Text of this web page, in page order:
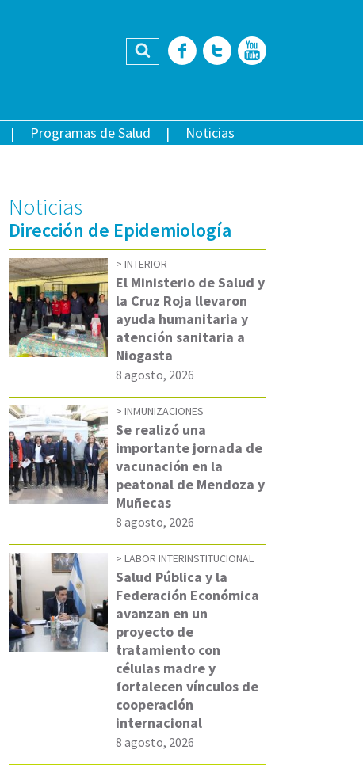
Buscar Facebook
Twitter
Programas de Salud Noticias
Noticias
Dirección de Epidemiología
INTERIOR
El Ministerio de Salud y
la Cruz Roja llevaron
ayuda humanitaria y
atención sanitaria a
Niogasta
8 agosto, 2026
INMUNIZACIONES
Se realizó una
importante jornada de
vacunación en la
peatonal de Mendoza y
Muñecas
8 agosto, 2026
LABOR INTERINSTITUCIONAL
Salud Pública y la
Federación Económica
avanzan en un
proyecto de
tratamiento con
células madre y
fortalecen vínculos de
cooperación
internacional
8 agosto, 2026